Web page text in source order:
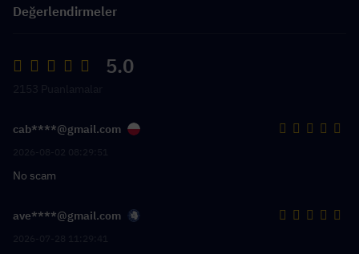
Değerlendirmeler
5.0
cab****@gmail.com
No scam
ave****@gmail.com